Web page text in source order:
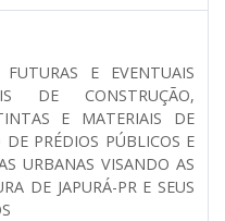
E EVENTUAIS
DE CONSTRUÇÃO,
E MATERIAIS DE
PRÉDIOS PÚBLICOS E
URBANAS VISANDO AS
DE JAPURÁ-PR E SEUS